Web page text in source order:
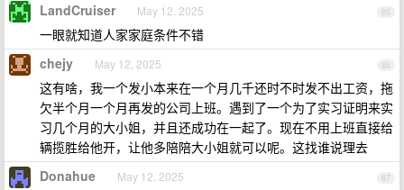
85
LandCruiser May 12, 2025
一眼就知道人家家庭条件不错
86
chejy May 12, 2025
这有啥，我一个发小本来在一个月几千还时不时发不出工资，拖
欠半个月一个月再发的公司上班。遇到了一个为了实习证明来实
习几个月的大小姐，并且还成功在一起了。现在不用上班直接给
辆揽胜给他开，让他多陪陪大小姐就可以呢。这找谁说理去
87
Donahue May 12, 2025